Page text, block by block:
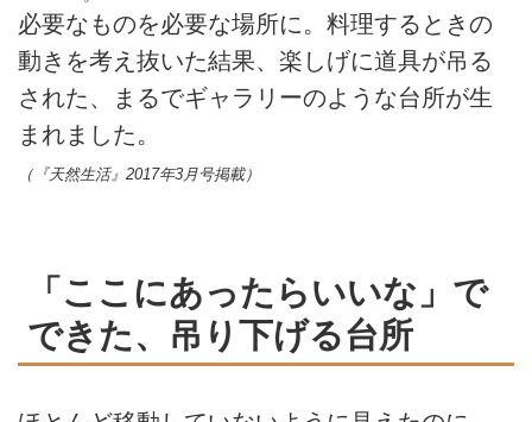
必要なものを必要な場所に。料理するときの
動きを考え抜いた結果、楽しげに道具が吊る
された、まるでギャラリーのような台所が生
まれました。
（『天然生活』2017年3月号掲載）
「ここにあったらいいな」で
できた、吊り下げる台所